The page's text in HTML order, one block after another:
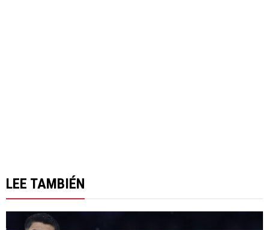
LEE TAMBIÉN